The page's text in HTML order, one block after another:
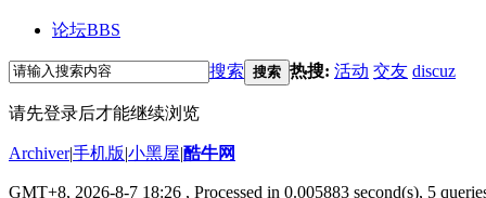
论坛BBS
搜索 搜索 热搜: 活动 交友 discuz
请先登录后才能继续浏览
Archiver|手机版|小黑屋|酷牛网
GMT+8, 2026-8-7 18:26 , Processed in 0.005883 second(s), 5